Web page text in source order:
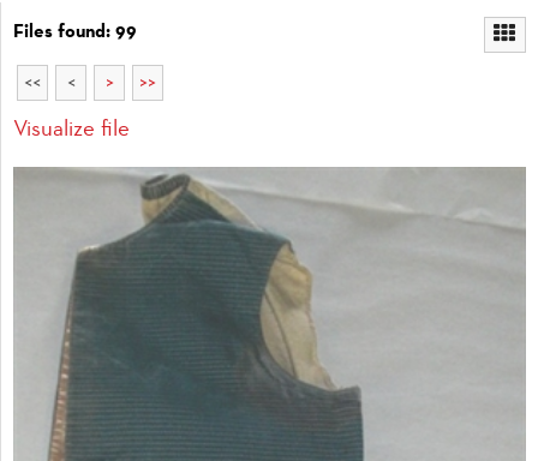
Files found: 99
<< < > >>
Visualize file